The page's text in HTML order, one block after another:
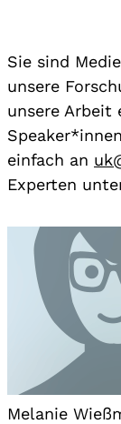
Sie sind
unsere
unsere Arbeit
einfach an
Experten
Melanie